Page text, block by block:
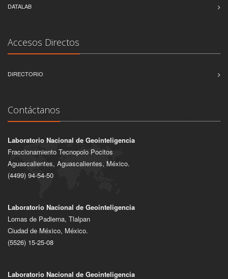
DATALAB
Accesos Directos
DIRECTORIO
Contáctanos
Laboratorio Nacional de Geointeligencia
Fraccionamiento Tecnopolo Pocitos
Aguascalientes, Aguascalientes, México.
(4499) 94-54-50
Laboratorio Nacional de Geointeligencia
Lomas de Padierna, Tlalpan
Ciudad de México, México.
(5526) 15-25-08
Laboratorio Nacional de Geointeligencia